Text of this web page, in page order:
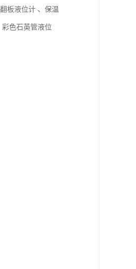
板液位计 、保温
色石英管液位